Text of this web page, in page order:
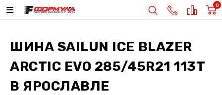
0
ШИНА SAILUN ICE BLAZER
ARCTIC EVO 285/45R21 113T
В ЯРОСЛАВЛЕ